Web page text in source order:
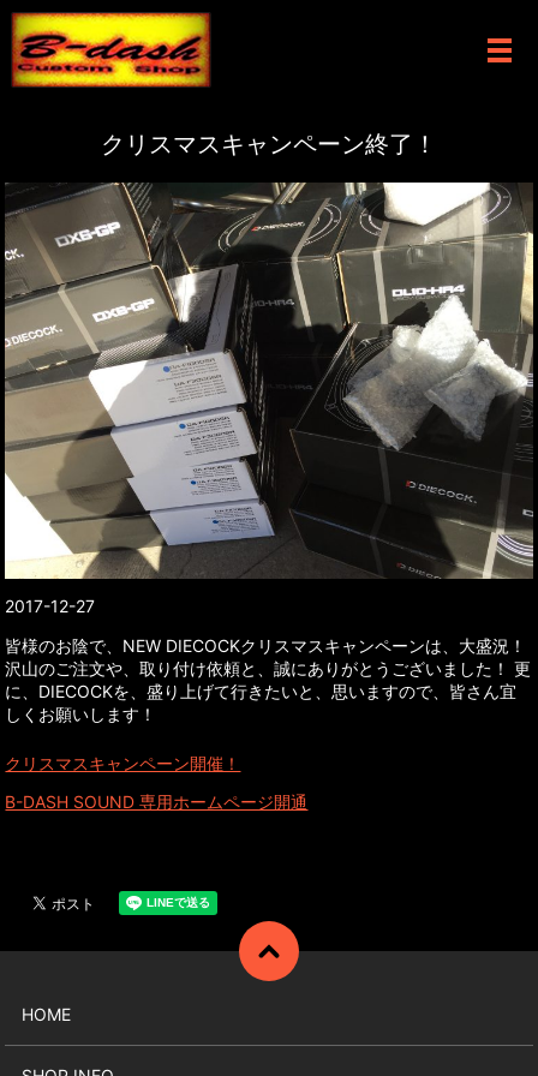
メ
クリスマスキャンペーン終了！
2017-12-27
皆様のお陰で、NEW DIECOCKクリスマスキャンペーンは、大盛況！
沢山のご注文や、取り付け依頼と、誠にありがとうございました！ 更
に、DIECOCKを、盛り上げて行きたいと、思いますので、皆さん宜
しくお願いします！
クリスマスキャンペーン開催！
B-DASH SOUND 専用ホームページ開通
HOME